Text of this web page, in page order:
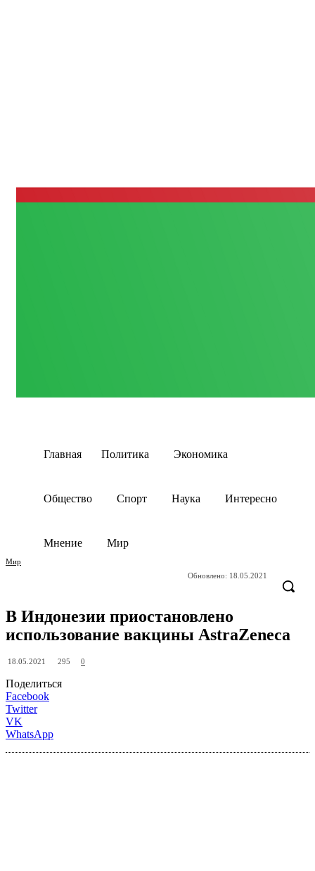
Главная Политика Экономика
Общество Спорт Наука Интересно
Мнение Мир
Мир
Обновлено: 18.05.2021
В Индонезии приостановлено
использование вакцины AstraZeneca
18.05.2021 295 0
Поделиться
Facebook
Twitter
VK
WhatsApp